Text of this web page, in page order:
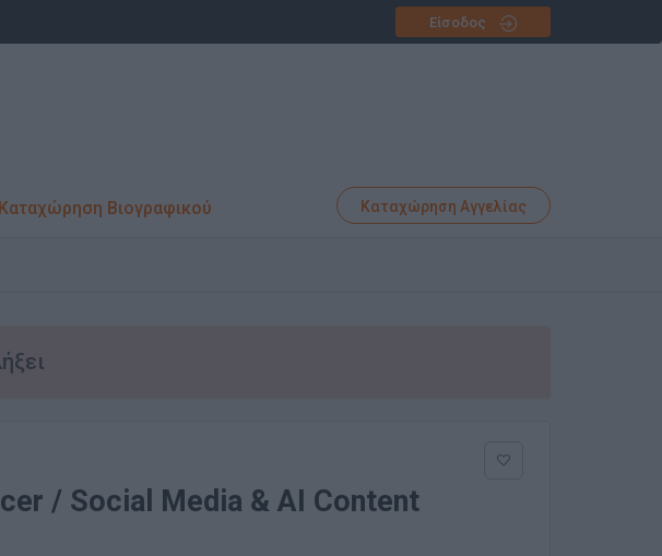
Είσοδος
Καταχώρηση Βιογραφικού Καταχώρηση Αγγελίας
/ Social Media & AI Content